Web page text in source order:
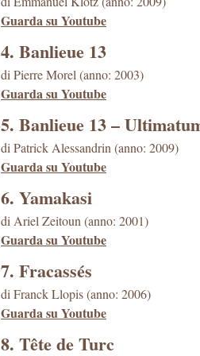
Guarda su Youtube
4. Banlieue 13
di Pierre Morel (anno: 2003)
Guarda su Youtube
5. Banlieue 13 –
di Patrick Alessandrin (anno: 2009)
Guarda su Youtube
6. Yamakasi
di Ariel Zeitoun (anno: 2001)
Guarda su Youtube
7. Fracassés
di Franck Llopis (anno: 2006)
Guarda su Youtube
8. Tête de Turc